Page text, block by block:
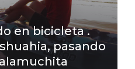
en bicicleta .
pasando